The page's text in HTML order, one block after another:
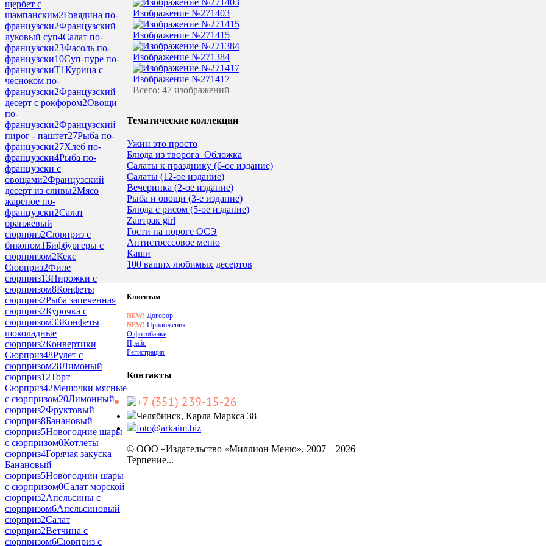
щербет с
шампанским2Говядина по-
французски2Французский
луковый суп4Салат по-
французски23Фасоль по-
французски10Суп-пуре по-
французскиT1Курица с
чесноком по-
французски2Французский
десерт с рокфором2Овощи
по-
французски2Французский
пирог - паштет27Рыба по-
французски27Хлеб по-
французски4Рыба по-
французски с
овощами2Французский
десерт из сливы2Мясо
жареное по-
французски2Салат
оранжевый
сюрприз2Сюрприз с
биконом1Бифбургеры с
сюрпризом2Кекс
Сюрприз2Филе
сюрприз13Пирожки с
сюрпризом8Конфеты
сюрприз2Рыба запеченная
сюрприз2Курочка с
сюрпризом33Конфеты
шоколадные
сюрприз2Конвертики
Сюрприз48Рулет с
сюрпризом28Лимоный
сюрприз12Торт
Сюрприз42Мешочки мясные
с сюрпризом20Лимонный
сюрприз2Фруктовый
сюрприз8Банановый
сюрприз5Новогодние шары
с сюрпризом0Котлеты
сюрприз4Горячая закуска
Банановый
сюрприз5Новогоднии шары
с сюрпризом0Салат морской
сюрприз2Апельсины с
сюрпризом6Апельсиновый
сюрприз2Салат
сюрприз2Ветчина с
сюрпризом6Сюрприз с
Изображение №271403
Изображение №271415
Изображение №271384
Изображение №271417
Всего: 47 изображений
Тематические коллекции
Ужин это просто
Блюда из творога_Обложка
Салаты к празднику (6-ое издание)
Салаты (12-ое издание)
Вечеринка (2-ое издание)
Рыба и овощи (3-е издание)
Блюда с рисом (5-ое издание)
Zавтрак girl
Гости на пороге ОСЭ
Антистрессовое меню
Каши
100 ваших любимых десертов
Клиентам
NEW! Договор
NEW! Приложения
О фотобанке
Прайс
Регистрация
Контакты
+7 (351) 239-15-26
Челябинск, Карла Маркса 38
foto@arkaim.biz
© ООО «Издательство «Миллион Меню», 2007—2026
Терпение...